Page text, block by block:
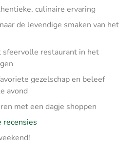
culinaire ervaring
de levendige smaken van het
sfeervolle restaurant in het
gezelschap en beleef
avond
met een dagje shoppen
recensies